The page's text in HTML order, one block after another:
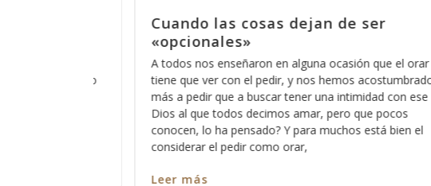
Dicen que las cosas ya no son como
antes
Últimamente he escuchado esa frase de “las cosas ya
no son como antes”, lo irónico es que lo escucho entre
la gente de mi generación y me hace sentir viejo, sin
embargo no puedo negar que muchas cosas han
cambiado radicalmente y que lo que antes
entendíamos como normal y como parte de nuestra